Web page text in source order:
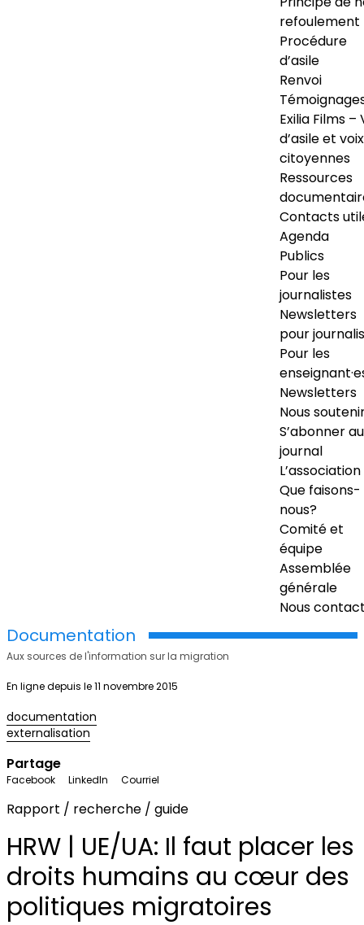
refoulement
Procédure
d’asile
Renvoi
Exilia Films –
d’asile et voix
citoyennes
Ressources
Contacts
Agenda
Publics
Pour les
journalistes
Newsletters
pour
Pour les
Newsletters
Nous
S’abonner au
journal
L’association
Que faisons-
nous?
Comité et
équipe
Assemblée
générale
Nous
Documentation
Aux sources de l'information sur la migration
En ligne depuis le 11 novembre 2015
documentation
externalisation
Partage
Facebook LinkedIn Courriel
Rapport / recherche / guide
HRW | UE/UA: Il faut placer les
droits humains au cœur des
politiques migratoires